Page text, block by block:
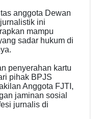
anggota Dewan
ini
mampu
sadar hukum di
penyerahan kartu
pihak BPJS
Anggota FJTI,
jaminan sosial
jurnalis di